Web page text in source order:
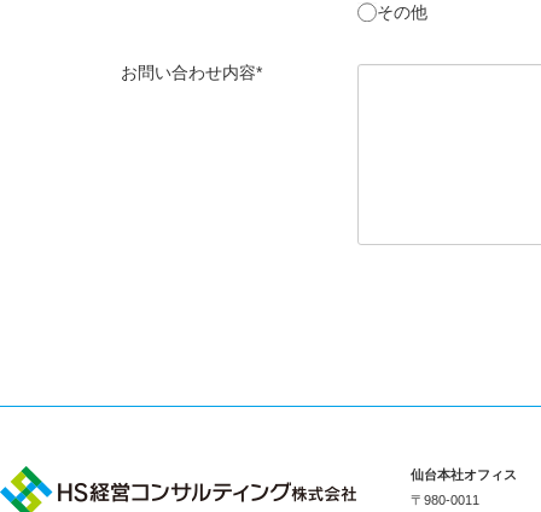
その他
お問い合わせ内容*
仙台本社オフィス
〒980-0011